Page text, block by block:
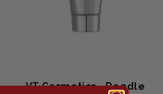
VT Cosmetics - Reedle